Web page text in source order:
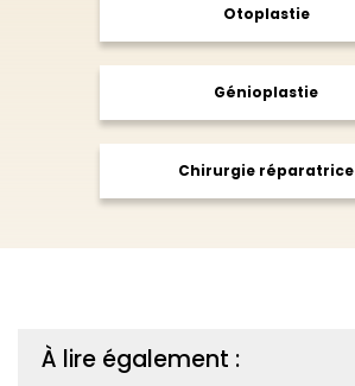
Otoplastie
Génioplastie
Chirurgie réparatrice
À lire également :